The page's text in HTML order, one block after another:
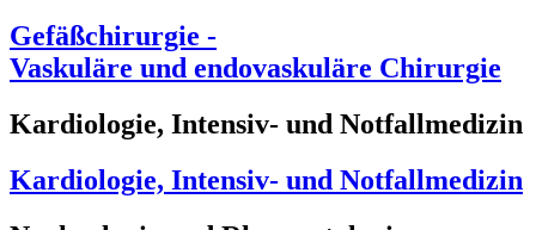
Gefäßchirurgie -
Vaskuläre und endovaskuläre Chirurgie
Kardiologie, Intensiv- und Notfallmedizin
Kardiologie, Intensiv- und Notfallmedizin